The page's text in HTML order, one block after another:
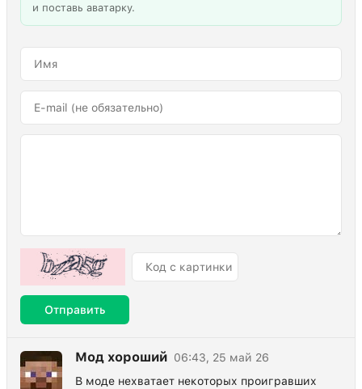
и поставь аватарку.
Отправить
Мод хороший 06:43, 25 май 26
В моде нехватает некоторых проигравших